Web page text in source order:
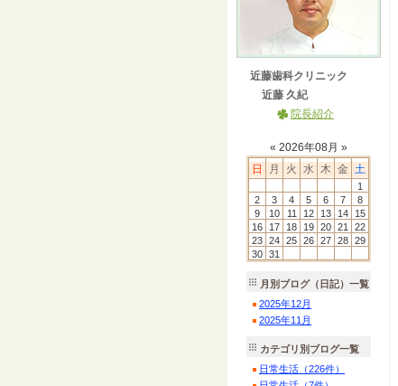
近藤歯科クリニック
近藤 久紀
院長紹介
« 2026年08月 »
日
月 火 水 木 金 土
1
2
3 4 5 6 7
8
9
10 11 12 13 14
15
16
17 18 19 20 21
22
23 24 25 26 27 28 29
30 31
月別ブログ（日記）一覧
2025年12月
2025年11 月
カテゴリ別ブログ一覧
日常生活（226件）